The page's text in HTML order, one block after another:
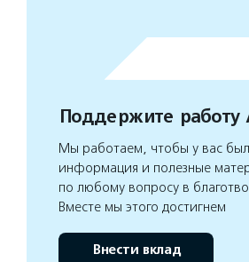
Поддержите работу
Мы работаем, чтобы у вас
информация и полезные
по любому вопросу в
Вместе мы этого достигнем
Внести вклад